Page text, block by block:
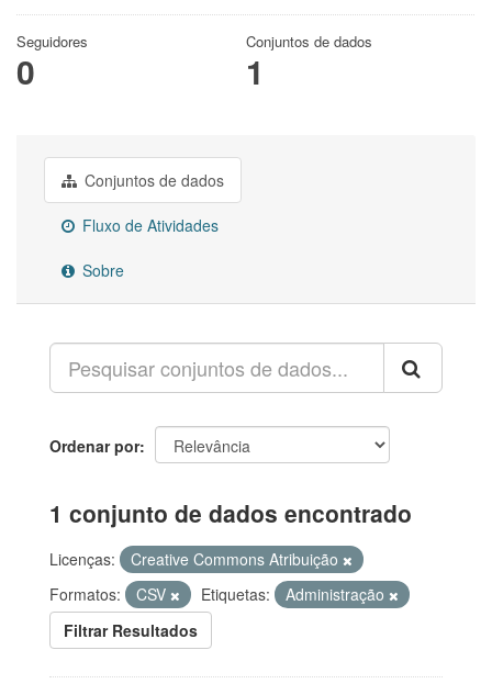
Seguidores
0
Conjuntos de dados
1
Conjuntos de dados
Fluxo de Atividades
Sobre
Ordenar por
1 conjunto de dados encontrado
Licenças:
Creative Commons Atribuição
Formatos:
CSV Etiquetas:
Administração
Filtrar Resultados